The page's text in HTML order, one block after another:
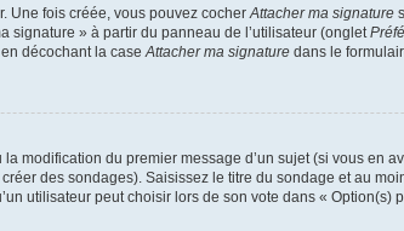
Une fois créée, vous pouvez cocherAttacher ma signature
signature » à partir du panneau de l’utilisateur (onglet
décochant la caseAttacher ma signature dans le
modification du premier message d’un sujet (si vous en
des sondages). Saisissez le titre du sondage et au
utilisateur peut choisir lors de son vote dans «